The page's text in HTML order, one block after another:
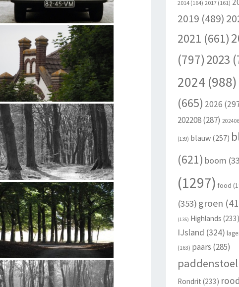
2014(164) 2017(161)
2019 (489)
2021 (661)
(797)2023
2024 (988)
(665) 2026
202208(287) 202406
(139) blauw(257)
(621) boom
(1297) food
(353) groen
(135) Highlands (233)
IJsland (324)
(163) paars (285)
paddenstoel
Rondrit (233) rood